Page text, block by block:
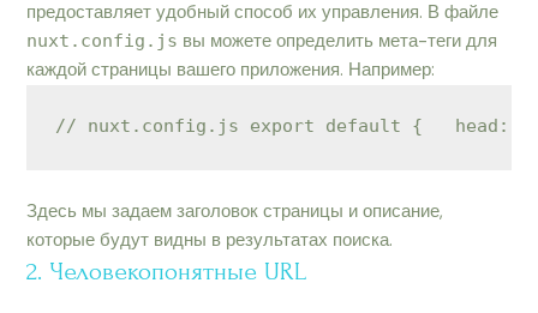
предоставляет удобный способ их управления. В файле
nuxt.config.js вы можете определить мета-теги для
каждой страницы вашего приложения. Например:
// nuxt.config.js export default {   head:
Здесь мы задаем заголовок страницы и описание,
которые будут видны в результатах поиска.
2. Человекопонятные URL